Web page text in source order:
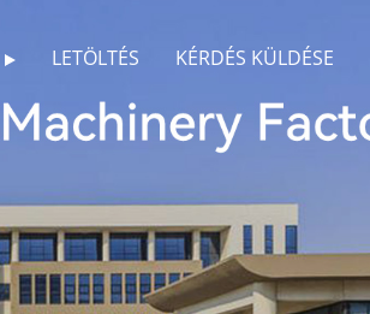
LETÖLTÉS KÉRDÉS KÜLDÉSE